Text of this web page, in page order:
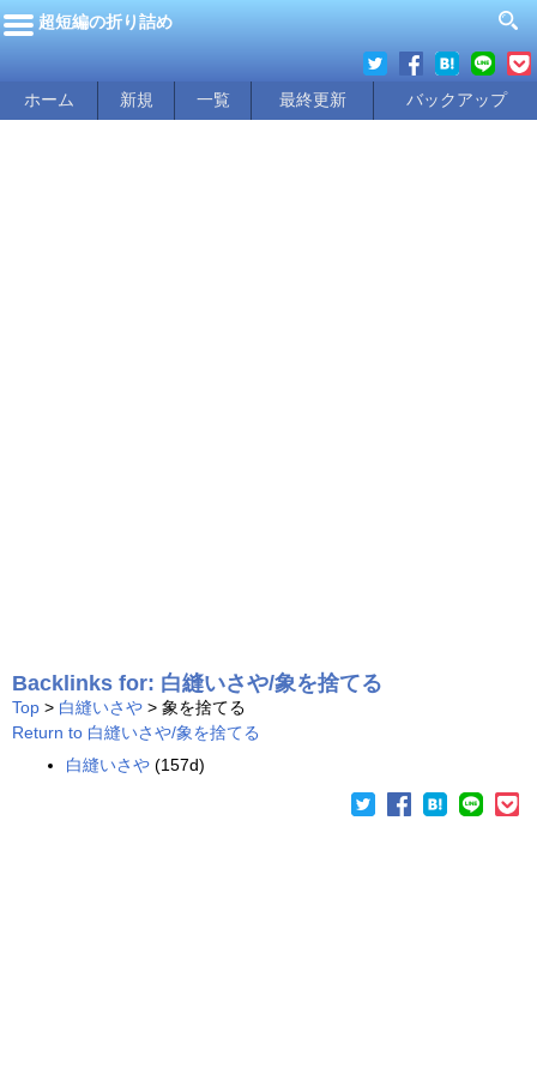
超短編の折り詰め
ホーム 新規 一覧 最終更新 バックアップ
Backlinks for: 白縫いさや/象を捨てる
Top > 白縫いさや > 象を捨てる
Return to 白縫いさや/象を捨てる
白縫いさや (157d)